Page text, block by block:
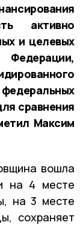
активно
и целевых
сравнения
Максим
вошла
на 4 месте
на 3 месте
сохраняет